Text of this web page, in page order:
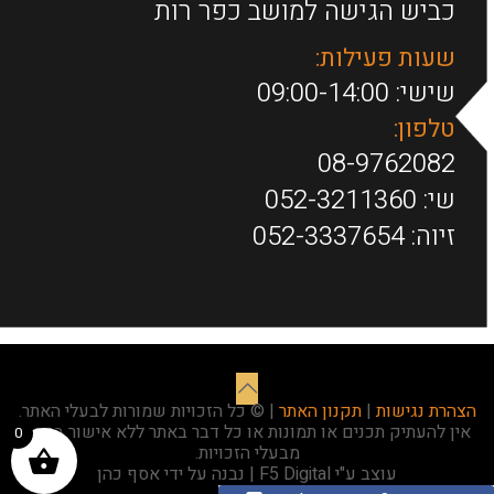
כביש הגישה למושב כפר רות
שעות פעילות:
שישי: 09:00-14:00
טלפון:
08-9762082
שי: 052-3211360
זיוה:052-3337654
הצהרת נגישות|תקנון האתר | © כל הזכויות שמורות לבעלי האתר.
אין להעתיק תכנים או תמונות או כל דבר באתר ללא אישור בכתב
מבעלי הזכויות.
עוצב ע"י F5 Digital | נבנה על ידי אסף כהן
0